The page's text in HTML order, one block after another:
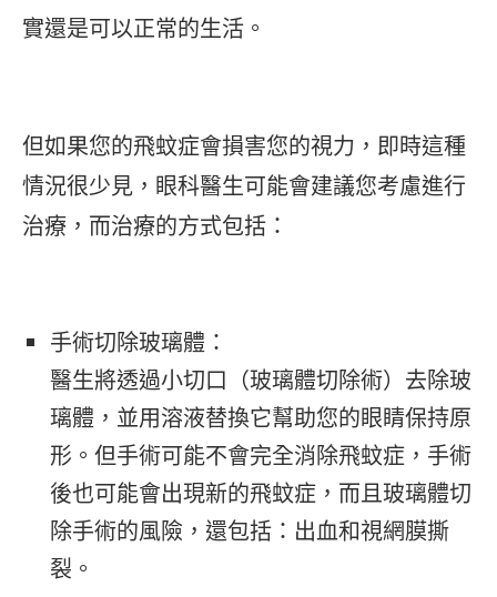
實還是可以正常的生活。
但如果您的飛蚊症會損害您的視力，即時這種
情況很少見，眼科醫生可能會建議您考慮進行
治療，而治療的方式包括：
手術切除玻璃體：
醫生將透過小切口（玻璃體切除術）去除玻
璃體，並用溶液替換它幫助您的眼睛保持原
形。但手術可能不會完全消除飛蚊症，手術
後也可能會出現新的飛蚊症，而且玻璃體切
除手術的風險，還包括：出血和視網膜撕
裂。